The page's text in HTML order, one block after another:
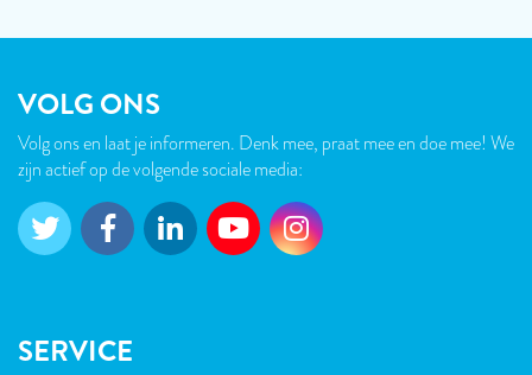
VOLG ONS
Volg ons en laat je informeren. Denk mee, praat mee en doe mee! We
zijn actief op de volgende sociale media:
SERVICE